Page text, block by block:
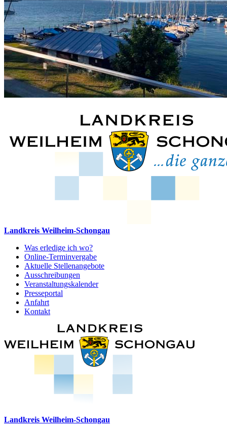
Landkreis Weilheim-Schongau
Was erledige ich wo?
Online-Terminvergabe
Aktuelle Stellenangebote
Ausschreibungen
Veranstaltungskalender
Presseportal
Anfahrt
Kontakt
Landkreis Weilheim-Schongau